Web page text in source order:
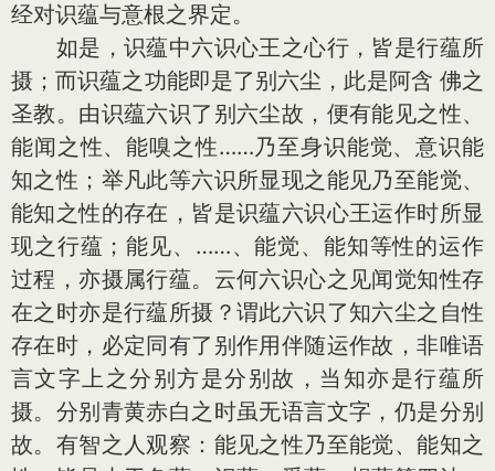
经对识蕴与意根之界定。
如是，识蕴中六识心王之心行，皆是行蕴所
摄；而识蕴之功能即是了别六尘，此是阿含 佛之
圣教。由识蕴六识了别六尘故，便有能见之性、
能闻之性、能嗅之性……乃至身识能觉、意识能
知之性；举凡此等六识所显现之能见乃至能觉、
能知之性的存在，皆是识蕴六识心王运作时所显
现之行蕴；能见、……、能觉、能知等性的运作
过程，亦摄属行蕴。云何六识心之见闻觉知性存
在之时亦是行蕴所摄？谓此六识了知六尘之自性
存在时，必定同有了别作用伴随运作故，非唯语
言文字上之分别方是分别故，当知亦是行蕴所
摄。分别青黄赤白之时虽无语言文字，仍是分别
故。有智之人观察：能见之性乃至能觉、能知之